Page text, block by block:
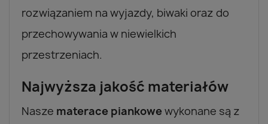
rozwiązaniem na wyjazdy, biwaki oraz do
przechowywania w niewielkich
przestrzeniach.
Najwyższa jakość materiałów
Nasze materace piankowe wykonane są z